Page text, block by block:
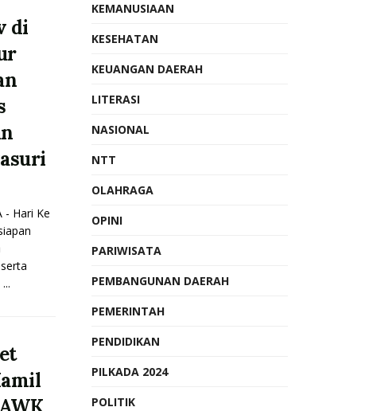
di
- Hari Ke
KEMANUSIAAN
KESEHATAN
KEUANGAN DAERAH
LITERASI
NASIONAL
NTT
OLAHRAGA
OPINI
PARIWISATA
PEMBANGUNAN DAERAH
PEMERINTAH
PENDIDIKAN
PILKADA 2024
POLITIK